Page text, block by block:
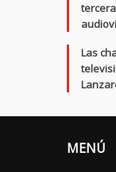
Las
MENÚ